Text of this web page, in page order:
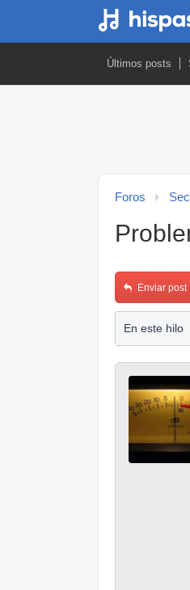
Últimos posts
Foros
Enviar post